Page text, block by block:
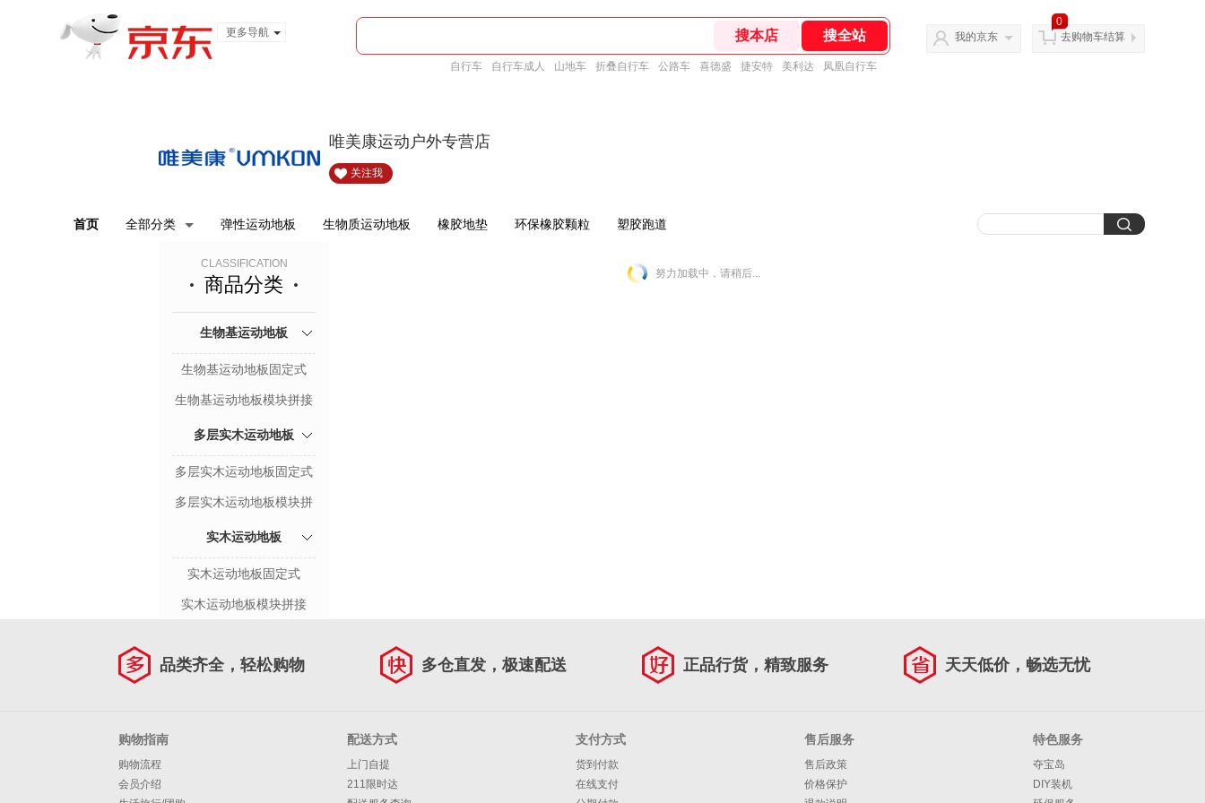
更多导航
自行车 自行车成人 山地车 折叠自行车 公路车 喜德盛 捷安特 美利达 凤凰自行车
我的京东
0
去购物车结算
唯美康运动户外专营店
关注我
首页 全部分类 弹性运动地板 生物质运动地板 橡胶地垫 环保橡胶颗粒 塑胶跑道
CLASSIFICATION
商品分类
生物基运动地板
生物基运动地板固定式
生物基运动地板模块拼接
多层实木运动地板
多层实木运动地板固定式
多层实木运动地板模块拼
实木运动地板
实木运动地板固定式
实木运动地板模块拼接
努力加载中，请稍后...
品类齐全，轻松购物 多仓直发，极速配送 正品行货，精致服务 天天低价，畅选无忧
购物指南
购物流程
会员介绍
配送方式
上门自提
211限时达
支付方式
货到付款
在线支付
售后服务
售后政策
价格保护
特色服务
夺宝岛
DIY装机